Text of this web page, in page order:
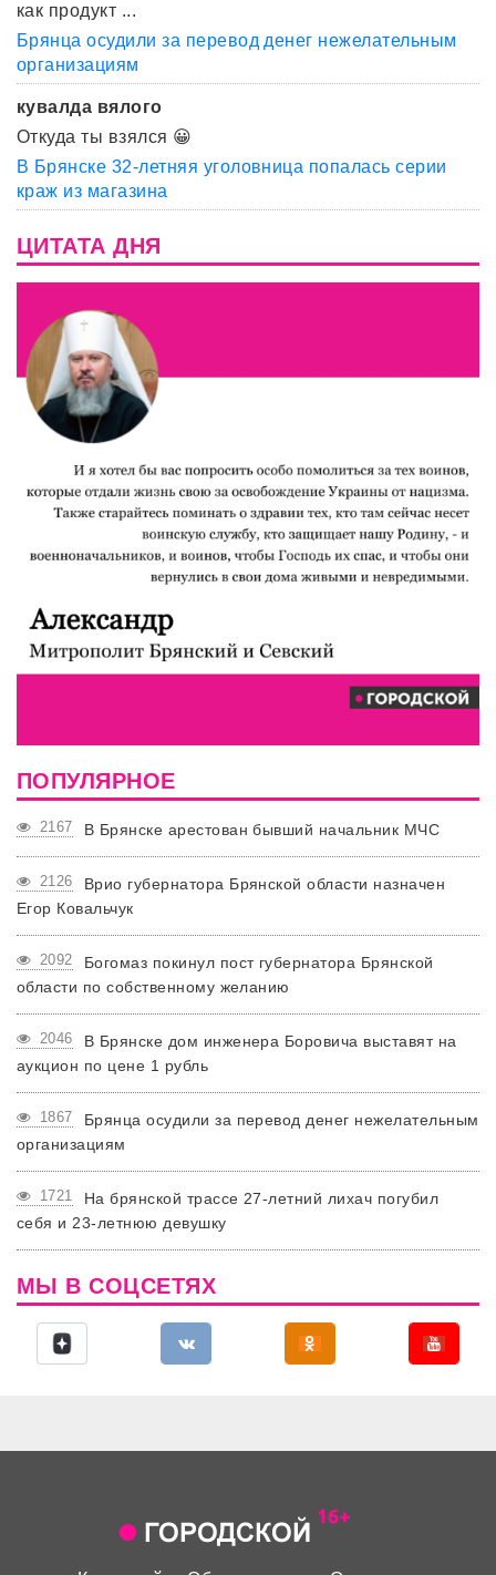
как продукт ...
Брянца осудили за перевод денег нежелательным
организациям
кувалда вялого
Откуда ты взялся 😀
В Брянске 32-летняя уголовница попалась серии
краж из магазина
ЦИТАТА ДНЯ
ПОПУЛЯРНОЕ
2167 В Брянске арестован бывший начальник МЧС
2126
Врио губернатора Брянской области назначен
Егор Ковальчук
2092
Богомаз покинул пост губернатора Брянской
области по собственному желанию
2046
В Брянске дом инженера Боровича выставят на
аукцион по цене 1 рубль
1867
Брянца осудили за перевод денег нежелательным
организациям
1721
На брянской трассе 27-летний лихач погубил
себя и 23-летнюю девушку
МЫ В СОЦСЕТЯХ